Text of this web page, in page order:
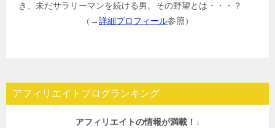
き、未だサラリーマンを続ける男。その野望とは・・・？
（→詳細プロフィール参照）
アフィリエイトブログランキング
アフィリエイトの情報が満載！↓